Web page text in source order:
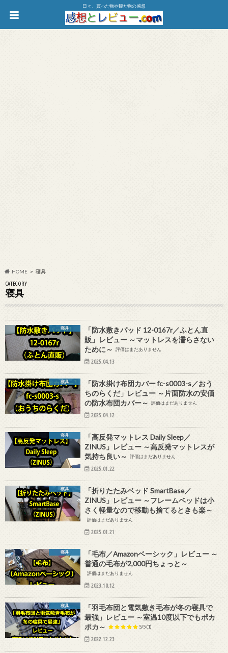
日々、買った物や観た物の感想
HOME 寝具
CATEGORY
寝具
寝具
「防水敷きパッド 12-0167r／ふとん直
販」レビュー ～マットレスを濡らさない
ために～
評価はまだありません
2025.04.13
寝具
「防水掛け布団カバー fc-s0003-s／おう
ちのらくだ」レビュー ～片面防水の安価
の防水布団カバー～
評価はまだありません
2025.04.12
寝具
「高反発マットレス Daily Sleep／
ZINUS」レビュー ～高反発マットレスが
気持ち良い～
評価はまだありません
2025.01.22
寝具
「折りたたみベッド SmartBase／
ZINUS」レビュー ～フレームベッドは小
さく軽量なので移動も捨てるときも楽～
評価はまだありません
2025.01.21
寝具
「毛布／Amazonベーシック」レビュー ～
普通の毛布が2,000円ちょっと～
評価はまだありません
2023.10.12
寝具
「羽毛布団と電気敷き毛布が冬の寝具で
最強」レビュー ～室温10度以下でもポカ
ポカ～
5/5 (1)
2022.12.23